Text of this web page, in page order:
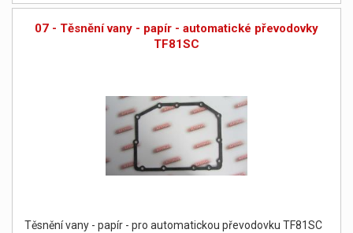
07 - Těsnění vany - papír - automatické převodovky
TF81SC
Těsnění vany - papír - pro automatickou převodovku TF81SC